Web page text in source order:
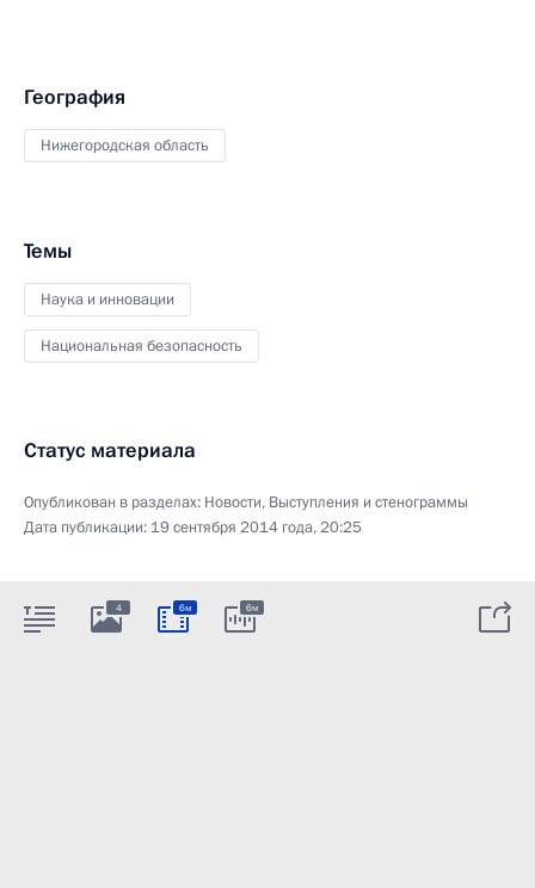
География
Нижегородская область
Темы
Наука и инновации
Национальная безопасность
Статус материала
Опубликован в разделах: Новости, Выступления и стенограммы
Дата публикации: 19 сентября 2014 года, 20:25
4 6м 6м